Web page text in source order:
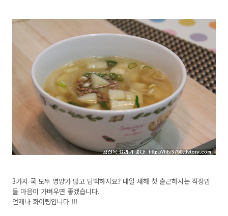
3가지 국 모두 영양가 많고 담백하지요? 내일 새해 첫 출근하시는 직장맘
들 마음이 가벼우면 좋겠습니다.
언제나 화이팅입니다 !!!